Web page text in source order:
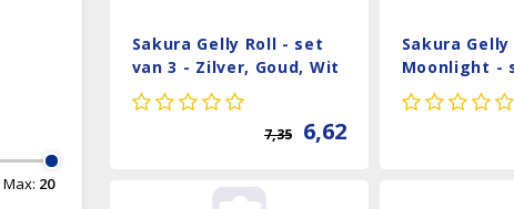
Max: 20
Sakura Gelly Roll - set
van 3 - Zilver, Goud, Wit
7,35 6,62
Sakura Gelly
Moonlight -
Sweets